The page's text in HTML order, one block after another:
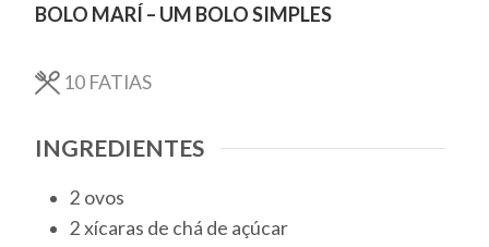
BOLO MARÍ – UM BOLO SIMPLES
10 FATIAS
INGREDIENTES
2 ovos
2 xícaras de chá de açúcar